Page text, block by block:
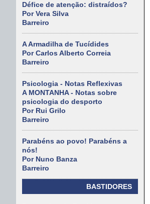
Défice de atenção: distraídos?
Por Vera Silva
Barreiro
A Armadilha de Tucídides
Por Carlos Alberto Correia
Barreiro
Psicologia - Notas Reflexivas
A MONTANHA - Notas sobre
psicologia do desporto
Por Rui Grilo
Barreiro
Parabéns ao povo! Parabéns a
nós!
Por Nuno Banza
Barreiro
BASTIDORES